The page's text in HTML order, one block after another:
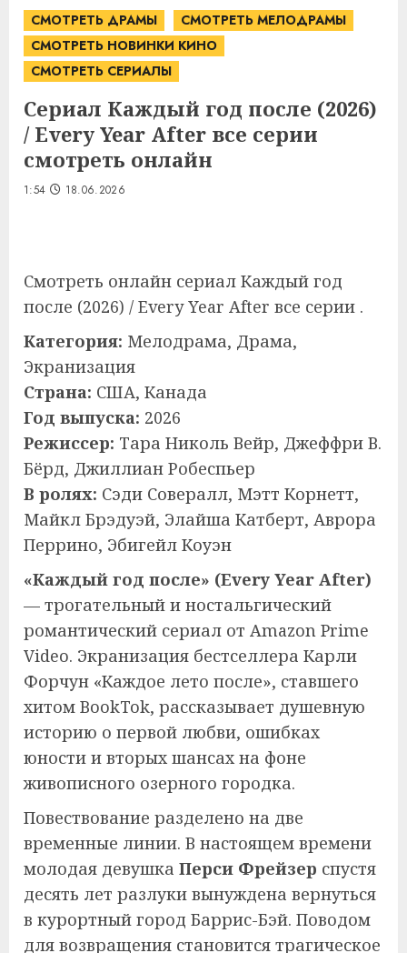
СМОТРЕТЬ ДРАМЫ
СМОТРЕТЬ МЕЛОДРАМЫ
СМОТРЕТЬ НОВИНКИ КИНО
СМОТРЕТЬ СЕРИАЛЫ
Сериал Каждый год после (2026)
/ Every Year After все серии
смотреть онлайн
1:54 18.06.2026
Смотреть онлайн сериал Каждый год
после (2026) / Every Year After все серии .
Категория: Мелодрама, Драма,
Экранизация
Страна: США, Канада
Год выпуска: 2026
Режиссер: Тара Николь Вейр, Джеффри В.
Бёрд, Джиллиан Робеспьер
В ролях: Сэди Совералл, Мэтт Корнетт,
Майкл Брэдуэй, Элайша Катберт, Аврора
Перрино, Эбигейл Коуэн
«Каждый год после» (Every Year After)
— трогательный и ностальгический
романтический сериал от Amazon Prime
Video. Экранизация бестселлера Карли
Форчун «Каждое лето после», ставшего
хитом BookTok, рассказывает душевную
историю о первой любви, ошибках
юности и вторых шансах на фоне
живописного озерного городка.
Повествование разделено на две
временные линии. В настоящем времени
молодая девушка Перси Фрейзер спустя
десять лет разлуки вынуждена вернуться
в курортный город Баррис-Бэй. Поводом
для возвращения становится трагическое